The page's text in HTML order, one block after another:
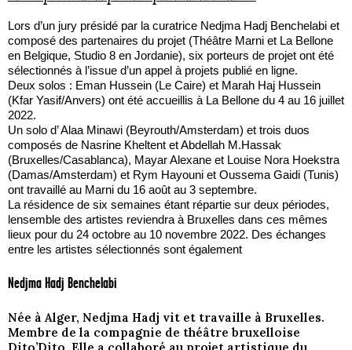
Lors d’un jury présidé par la curatrice Nedjma Hadj Benchelabi et
composé des partenaires du projet (Théâtre Marni et La Bellone
en Belgique, Studio 8 en Jordanie), six porteurs de projet ont été
sélectionnés à l’issue d’un appel à projets publié en ligne.
Deux solos : Eman Hussein (Le Caire) et Marah Haj Hussein
(Kfar Yasif/Anvers) ont été accueillis à La Bellone du 4 au 16 juillet
2022.
Un solo d’ Alaa Minawi (Beyrouth/Amsterdam) et trois duos
composés de Nasrine Kheltent et Abdellah M.Hassak
(Bruxelles/Casablanca), Mayar Alexane et Louise Nora Hoekstra
(Damas/Amsterdam) et Rym Hayouni et Oussema Gaidi (Tunis)
ont travaillé au Marni du 16 août au 3 septembre.
La résidence de six semaines étant répartie sur deux périodes,
lensemble des artistes reviendra à Bruxelles dans ces mêmes
lieux pour du 24 octobre au 10 novembre 2022. Des échanges
entre les artistes sélectionnés sont également
Nedjma Hadj Benchelabi
Née à Alger, Nedjma Hadj vit et travaille à Bruxelles.
Membre de la compagnie de théâtre bruxelloise